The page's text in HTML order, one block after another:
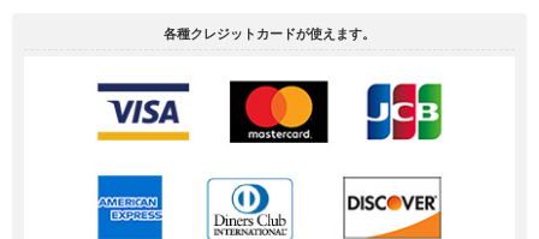
各種クレジットカードが使えます。